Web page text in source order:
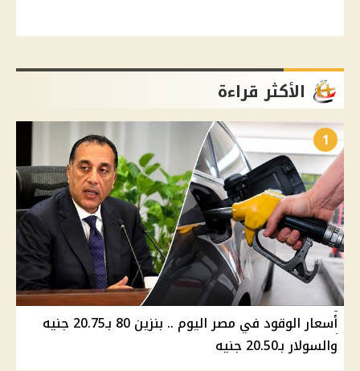
الأكثر قراءة
1
أسعار الوقود في مصر اليوم .. بنزين 80 بـ20.75 جنيه
والسولار بـ20.50 جنيه